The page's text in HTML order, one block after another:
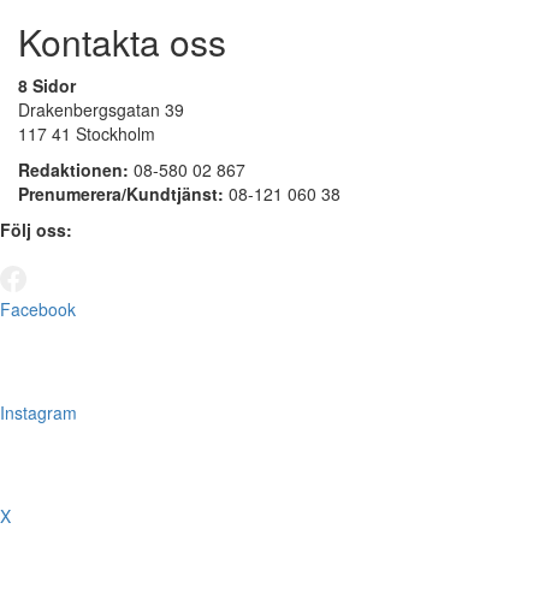
Kontakta oss
8 Sidor
Drakenbergsgatan 39
117 41 Stockholm
Redaktionen: 08-580 02 867
Prenumerera/Kundtjänst: 08-121 060 38
Följ oss:
Facebook
Instagram
X